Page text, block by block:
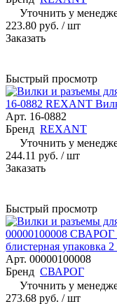
Уточнить у
223.80 руб. / шт
Заказать
Быстрый просмотр
16-0882 REXANT
Арт. 16-0882
Бренд REXANT
Уточнить у
244.11 руб. / шт
Заказать
Быстрый просмотр
00000100008 СВАРОГ
блистерная упаковка
Арт. 00000100008
Бренд СВАРОГ
Уточнить у
273.68 руб. / шт